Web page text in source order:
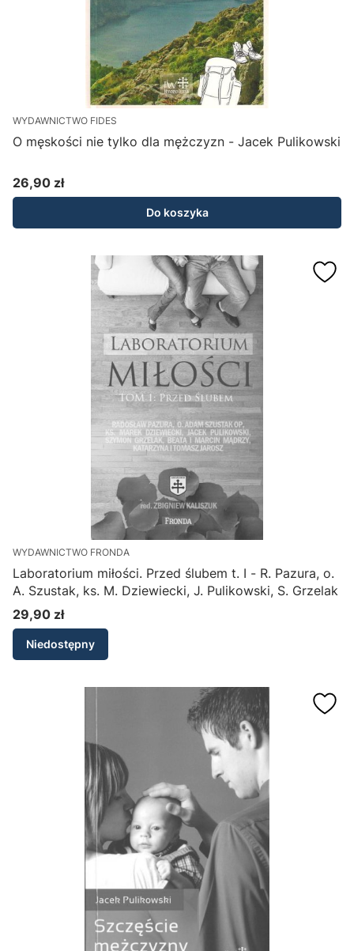
WYDAWNICTWO FIDES
O męskości nie tylko dla mężczyzn - Jacek Pulikowski
Cena
26,90 zł
Do koszyka
WYDAWNICTWO FRONDA
Laboratorium miłości. Przed ślubem t. I - R. Pazura, o.
A. Szustak, ks. M. Dziewiecki, J. Pulikowski, S. Grzelak
Cena
29,90 zł
Niedostępny